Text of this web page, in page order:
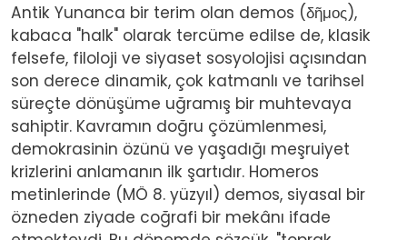
Antik Yunanca bir terim olan demos (δῆμος),
kabaca "halk" olarak tercüme edilse de, klasik
felsefe, filoloji ve siyaset sosyolojisi açısından
son derece dinamik, çok katmanlı ve tarihsel
süreçte dönüşüme uğramış bir muhtevaya
sahiptir. Kavramın doğru çözümlenmesi,
demokrasinin özünü ve yaşadığı meşruiyet
krizlerini anlamanın ilk şartıdır. Homeros
metinlerinde (MÖ 8. yüzyıl) demos, siyasal bir
özneden ziyade coğrafi bir mekânı ifade